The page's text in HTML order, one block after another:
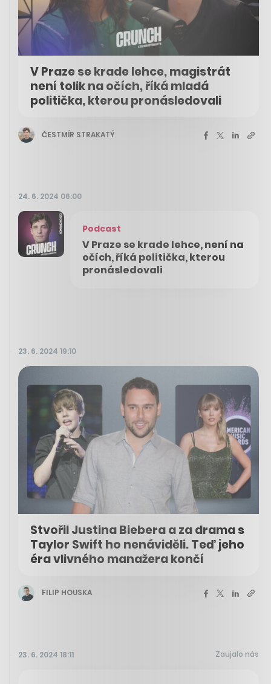
V Praze se krade lehce, magistrát
není tolik na očích, říká mladá
politička, kterou pronásledovali
ČESTMÍR STRAKATÝ
24. 6. 2024 06:00
Podcast
V Praze se krade lehce, není na
očích, říká politička, kterou
pronásledovali
23. 6. 2024 19:10
Stvořil Justina Biebera a za drama s
Taylor Swift ho nenáviděli. Teď jeho
éra vlivného manažera končí
FILIP HOUSKA
23. 6. 2024 18:11 Zaujalo nás